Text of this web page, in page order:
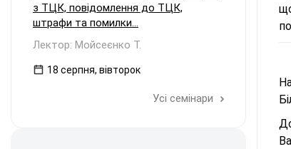
з ТЦК, повідомлення до ТЦК,
штрафи та помилки...
Лектор: Мойсеєнко Т.
18 серпня, вівторок
Усі семінари